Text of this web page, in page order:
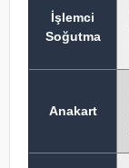
İşlemci
Soğutma
Anakart